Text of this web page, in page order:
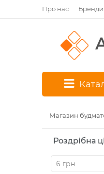
Про нас Бренди
Магазин
Роздрібна